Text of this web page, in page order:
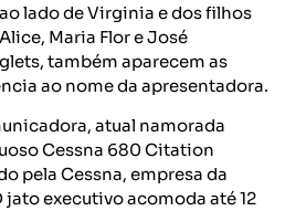
lado de Virginia e dos filhos
Maria Flor e José
também aparecem as
ao nome da apresentadora.
atual namorada
Cessna 680 Citation
pela Cessna, empresa da
executivo acomoda até 12